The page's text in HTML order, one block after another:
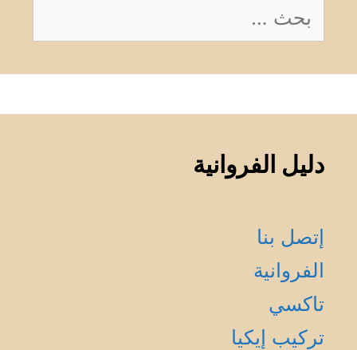
البحث
عن:
دليل الفروانية
إتصل بنا
الفروانية
تاكسي
تركيب إيكيا